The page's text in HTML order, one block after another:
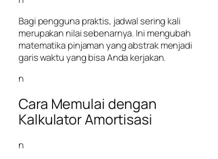
Bagi pengguna praktis, jadwal sering kali
merupakan nilai sebenarnya. Ini mengubah
matematika pinjaman yang abstrak menjadi
garis waktu yang bisa Anda kerjakan.
n
Cara Memulai dengan
Kalkulator Amortisasi
n